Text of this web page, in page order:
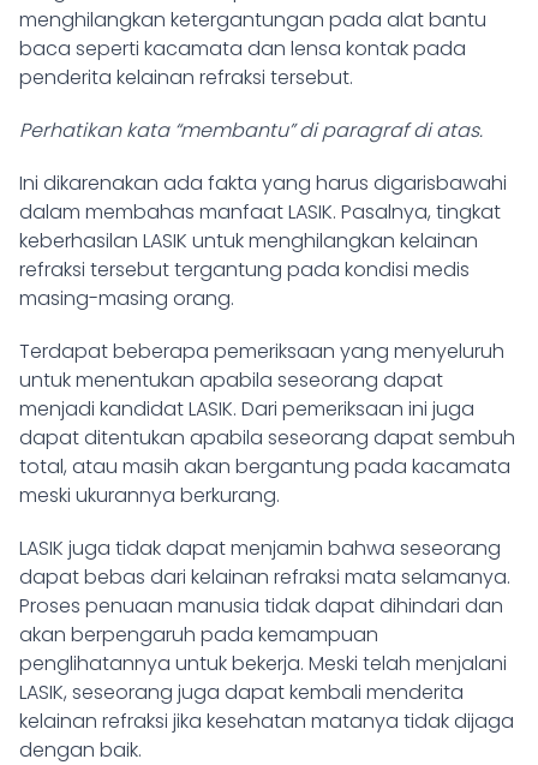
menghilangkan ketergantungan pada alat bantu
baca seperti kacamata dan lensa kontak pada
penderita kelainan refraksi tersebut.
Perhatikan kata “membantu” di paragraf di atas.
Ini dikarenakan ada fakta yang harus digarisbawahi
dalam membahas manfaat LASIK. Pasalnya, tingkat
keberhasilan LASIK untuk menghilangkan kelainan
refraksi tersebut tergantung pada kondisi medis
masing-masing orang.
Terdapat beberapa pemeriksaan yang menyeluruh
untuk menentukan apabila seseorang dapat
menjadi kandidat LASIK. Dari pemeriksaan ini juga
dapat ditentukan apabila seseorang dapat sembuh
total, atau masih akan bergantung pada kacamata
meski ukurannya berkurang.
LASIK juga tidak dapat menjamin bahwa seseorang
dapat bebas dari kelainan refraksi mata selamanya.
Proses penuaan manusia tidak dapat dihindari dan
akan berpengaruh pada kemampuan
penglihatannya untuk bekerja. Meski telah menjalani
LASIK, seseorang juga dapat kembali menderita
kelainan refraksi jika kesehatan matanya tidak dijaga
dengan baik.